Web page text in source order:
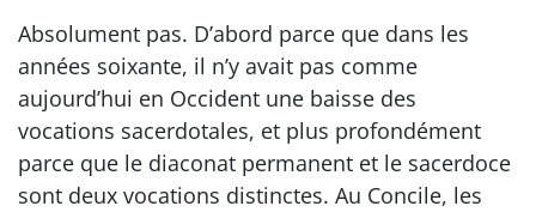
Absolument pas. D’abord parce que dans les
années soixante, il n’y avait pas comme
aujourd’hui en Occident une baisse des
vocations sacerdotales, et plus profondément
parce que le diaconat permanent et le sacerdoce
sont deux vocations distinctes. Au Concile, les